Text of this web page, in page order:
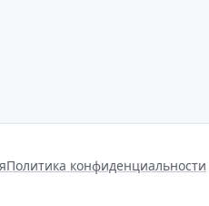
Политика конфиденциальности